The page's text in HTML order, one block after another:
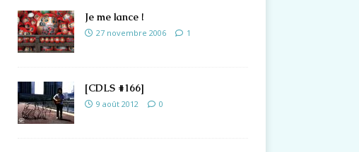
Je me lance !
27 novembre 2006 1
[CDLS #166]
9 août 2012 0